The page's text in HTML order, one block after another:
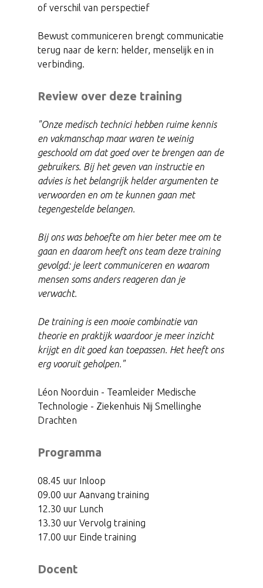
of verschil van perspectief
Bewust communiceren brengt communicatie
terug naar de kern: helder, menselijk en in
verbinding.
Review over deze training
"Onze medisch technici hebben ruime kennis
en vakmanschap maar waren te weinig
geschoold om dat goed over te brengen aan de
gebruikers. Bij het geven van instructie en
advies is het belangrijk helder argumenten te
verwoorden en om te kunnen gaan met
tegengestelde belangen.
Bij ons was behoefte om hier beter mee om te
gaan en daarom heeft ons team deze training
gevolgd: je leert communiceren en waarom
mensen soms anders reageren dan je
verwacht.
De training is een mooie combinatie van
theorie en praktijk waardoor je meer inzicht
krijgt en dit goed kan toepassen. Het heeft ons
erg vooruit geholpen."
Léon Noorduin - Teamleider Medische
Technologie - Ziekenhuis Nij Smellinghe
Drachten
Programma
08.45 uur Inloop
09.00 uur Aanvang training
12.30 uur Lunch
13.30 uur Vervolg training
17.00 uur Einde training
Docent